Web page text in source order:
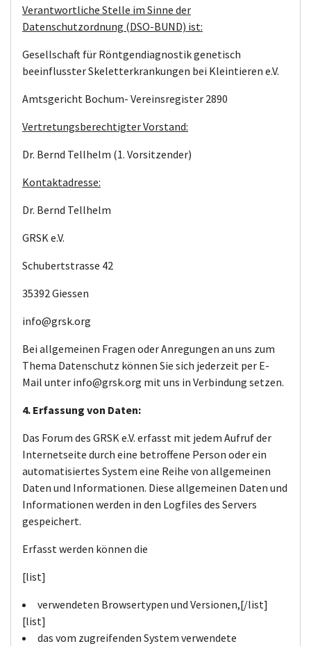
Verantwortliche Stelle im Sinne der
Datenschutzordnung (DSO-BUND) ist:
Gesellschaft für Röntgendiagnostik genetisch
beeinflusster Skeletterkrankungen bei Kleintieren e.V.
Amtsgericht Bochum- Vereinsregister 2890
Vertretungsberechtigter Vorstand:
Dr. Bernd Tellhelm (1. Vorsitzender)
Kontaktadresse:
Dr. Bernd Tellhelm
GRSK e.V.
Schubertstrasse 42
35392 Giessen
info@grsk.org
Bei allgemeinen Fragen oder Anregungen an uns zum
Thema Datenschutz können Sie sich jederzeit per E-
Mail unter info@grsk.org mit uns in Verbindung setzen.
4. Erfassung von Daten:
Das Forum des GRSK e.V. erfasst mit jedem Aufruf der
Internetseite durch eine betroffene Person oder ein
automatisiertes System eine Reihe von allgemeinen
Daten und Informationen. Diese allgemeinen Daten und
Informationen werden in den Logfiles des Servers
gespeichert.
Erfasst werden können die
[list]
verwendeten Browsertypen und Versionen,[/list]
[list]
das vom zugreifenden System verwendete